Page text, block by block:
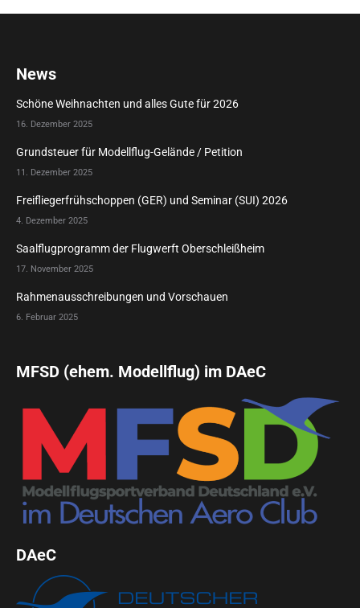
News
Schöne Weihnachten und alles Gute für 2026
16. Dezember 2025
Grundsteuer für Modellflug-Gelände / Petition
11. Dezember 2025
Freifliegerfrühschoppen (GER) und Seminar (SUI) 2026
4. Dezember 2025
Saalflugprogramm der Flugwerft Oberschleißheim
17. November 2025
Rahmenausschreibungen und Vorschauen
6. Februar 2025
MFSD (ehem. Modellflug) im DAeC
DAeC